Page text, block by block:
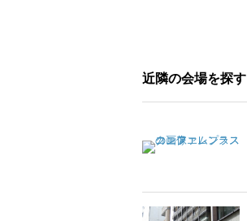
近隣の会場を探す